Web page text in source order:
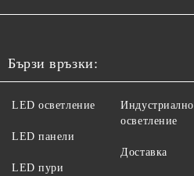
Бързи връзки:
LED осветление
LED панели
LED пури
Индустриално
осветление
Доставка